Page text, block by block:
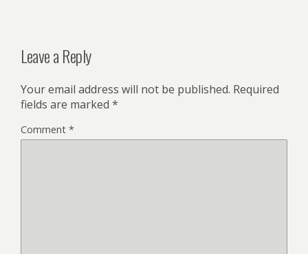
Leave a Reply
Your email address will not be published. Required
fields are marked *
Comment *